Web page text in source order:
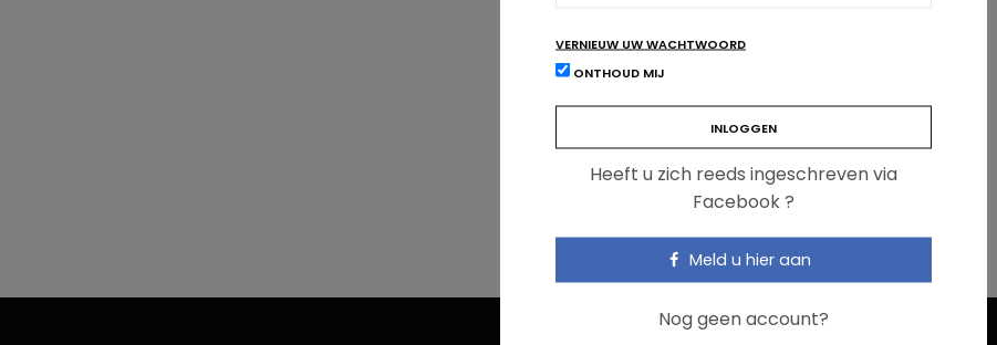
VERNIEUW UW WACHTWOORD
ONTHOUD MIJ
Heeft u zich reeds ingeschreven via
Facebook ?
Meld u hier aan
Nog geen account?